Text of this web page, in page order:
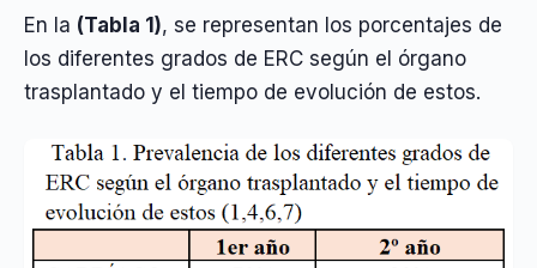
En la (Tabla 1), se representan los porcentajes de
los diferentes grados de ERC según el órgano
trasplantado y el tiempo de evolución de estos.